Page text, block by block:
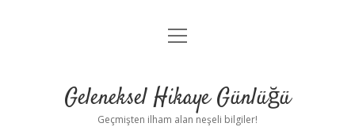
Anasayfa
Yasal Uyarı
menüyü
Geleneksel Hikaye Günlüğü
Geçmişten ilham alan neşeli bilgiler!